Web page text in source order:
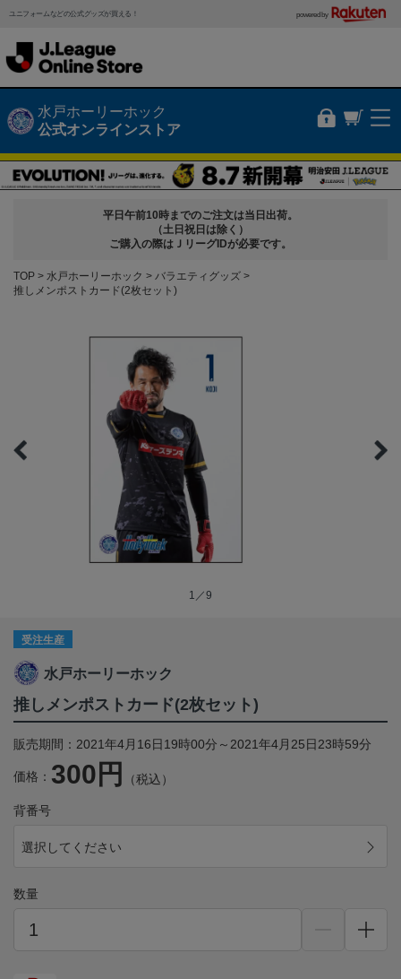
ユニフォームなどの公式グッズが買える！ powered by
水戸ホーリーホック
公式オンラインストア
平日午前10時までのご注文は当日出荷。
（土日祝日は除く）
ご購入の際はＪリーグIDが必要です。
TOP 水戸ホーリーホック
バラエティグッズ
推しメンポストカード(2枚セット)
1／9
受注生産
水戸ホーリーホック
推しメンポストカード(2枚セット)
販売期間：2021年4月16日19時00分～2021年4月25日23時59分
価格： 300円 （税込）
背番号
選択してください
数量